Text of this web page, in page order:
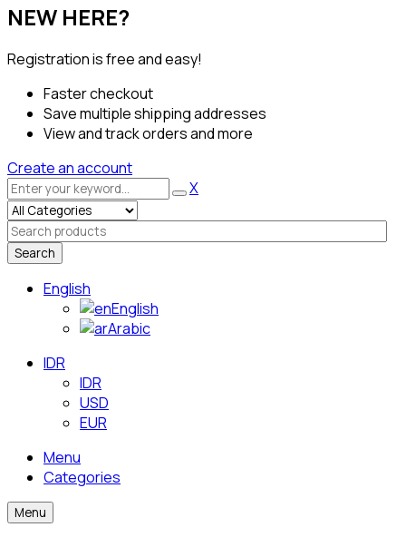
NEW HERE?
Registration is free and easy!
Faster checkout
Save multiple shipping addresses
View and track orders and more
Create an account
X
Search
English
English
Arabic
IDR
IDR
USD
EUR
Menu
Categories
Menu